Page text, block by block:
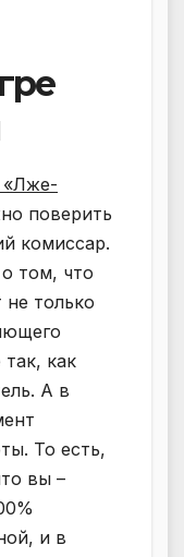
«Лже-
поверить
комиссар.
том, что
не только
как
А в
То есть,
вы –
и в